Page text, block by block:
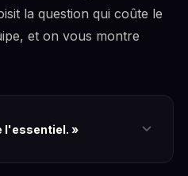
la question qui coûte le
et on vous montre
l'essentiel. » expand_more